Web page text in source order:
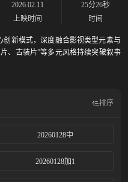
2026.02.11
上映时间
25分26秒
时间
创新模式，深度融合影视类型元素与
、古装片”等多元风格持续突破叙事
排序
20260128中
20260128加1